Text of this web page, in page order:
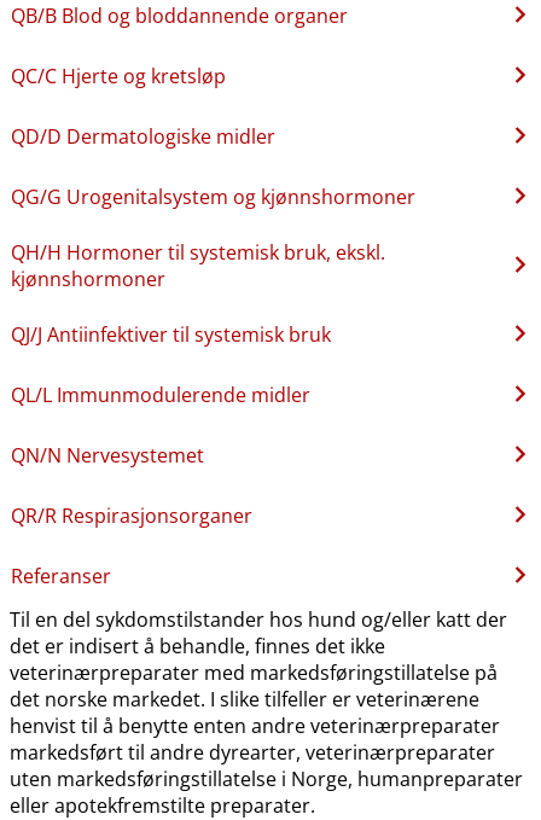
QB​/​B Blod og bloddannende organer
QC​/​C Hjerte og kretsløp
QD​/​D Dermatologiske midler
QG​/​G Urogenitalsystem og kjønnshormoner
QH​/​H Hormoner til systemisk bruk, ekskl.
kjønnshormoner
QJ​/​J Antiinfektiver til systemisk bruk
QL​/​L Immunmodulerende midler
QN​/​N Nervesystemet
QR​/​R Respirasjonsorganer
Referanser
Til en del sykdomstilstander hos hund og​/​eller katt der
det er indisert å behandle, finnes det ikke
veterinærpreparater med markedsføringstillatelse på
det norske markedet. I slike tilfeller er veterinærene
henvist til å benytte enten andre veterinærpreparater
markedsført til andre dyrearter, veterinærpreparater
uten markedsføringstillatelse i Norge, humanpreparater
eller apotekfremstilte preparater.